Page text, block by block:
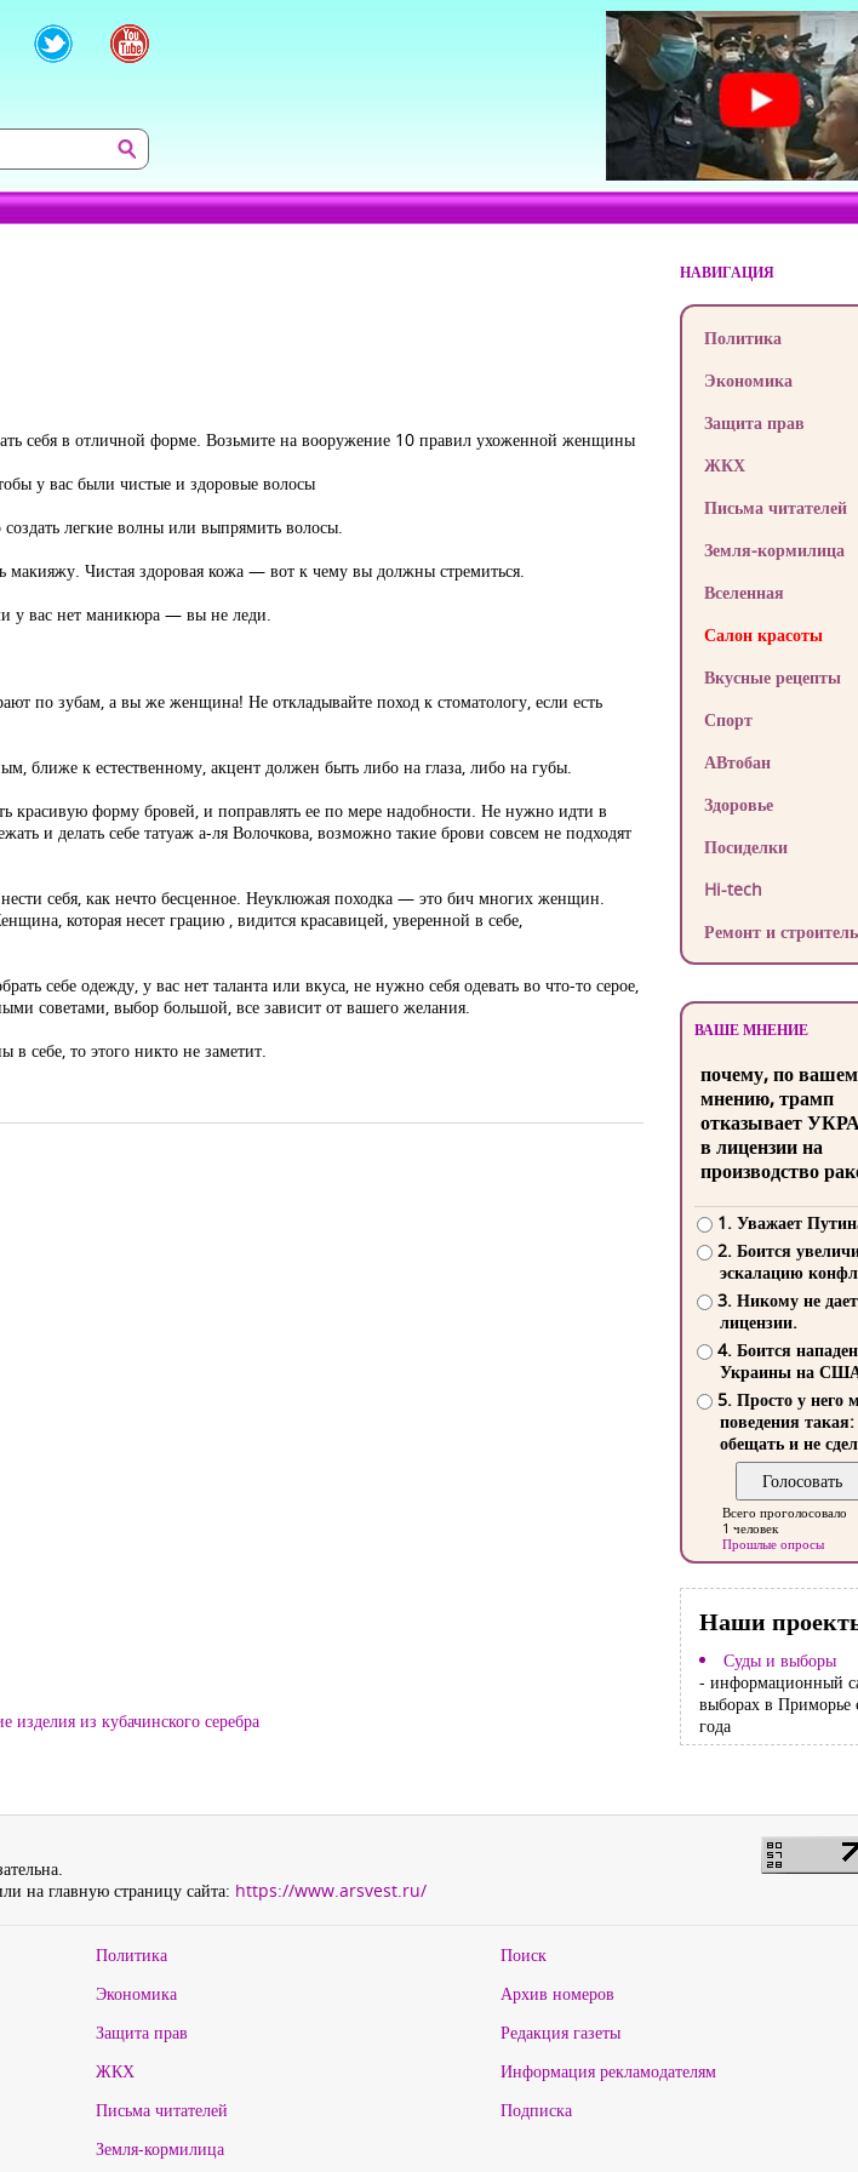
себя в отличной форме. Возьмите на вооружение 10 правил ухоженной женщины
у вас были чистые и здоровые волосы
легкие волны или выпрямить волосы.
Чистая здоровая кожа — вот к чему вы должны стремиться.
у вас нет маникюра — вы не леди.
по зубам, а вы же женщина! Не откладывайте поход к стоматологу, если есть
к естественному, акцент должен быть либо на глаза, либо на губы.
красивую форму бровей, и поправлять ее по мере надобности. Не нужно идти в
и делать себе татуаж а-ля Волочкова, возможно такие брови совсем не подходят
себя, как нечто бесценное. Неуклюжая походка — это бич многих женщин.
которая несет грацию , видится красавицей, уверенной в себе,
себе одежду, у вас нет таланта или вкуса, не нужно себя одевать во что-то серое,
советами, выбор большой, все зависит от вашего желания.
себе, то этого никто не заметит.
из кубачинского серебра
НАВИГАЦИЯ
Политика
Экономика
Защита прав
ЖКХ
Письма читателей
Земля-кормилица
Вселенная
Салон красоты
Вкусные рецепты
Спорт
АВтобан
Здоровье
Посиделки
Hi-tech
Ремонт и
ВАШЕ МНЕНИЕ
почему, по
мнению, трамп
отказывает
в лицензии на
производство
1. Уважает
2. Боится
эскалацию
3. Никому не
лицензии.
4. Боится
Украины на
5. Просто у него
поведения такая:
обещать и не
Всего проголосовало
1 человек
Прошлые опросы
Наши
Суды и выборы
- информационный
выборах в Приморье
года
на главную страницу сайта: https://www.arsvest.ru/
Политика
Экономика
Защита прав
ЖКХ
Письма читателей
Земля-кормилица
Поиск
Архив номеров
Редакция газеты
Информация рекламодателям
Подписка